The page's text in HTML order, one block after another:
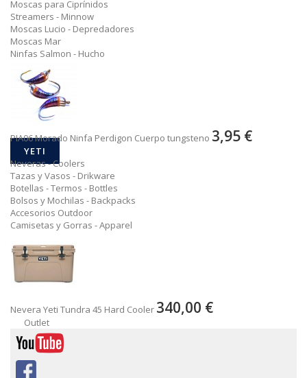
Moscas para Ciprínidos
Streamers - Minnow
Moscas Lucio - Depredadores
Moscas Mar
Ninfas Salmon - Hucho
PIA06 Morado Ninfa Perdigon Cuerpo tungsteno 3,95 €
YETI
Neveras - Coolers
Tazas y Vasos - Drikware
Botellas - Termos - Bottles
Bolsos y Mochilas - Backpacks
Accesorios Outdoor
Camisetas y Gorras - Apparel
Nevera Yeti Tundra 45 Hard Cooler 340,00 €
Outlet